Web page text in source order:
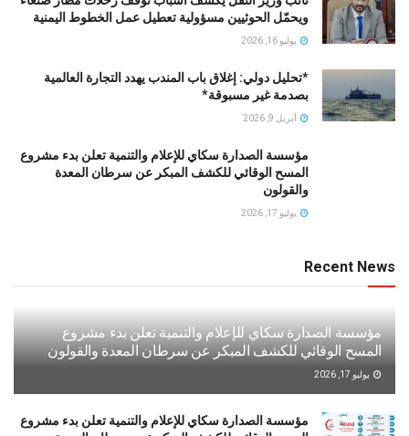
ويحمّل الحوثيين مسؤولية تعطيل عمل الخطوط اليمنية
يوليو 16, 2026
*تحليل دولي: إغلاق باب المندب يهدد التجارة العالمية
بصدمة غير مسبوقة*
أبريل 9, 2026
مؤسسة الصدارة سكاي للإعلام والتنمية تعلن بدء مشروع
المسح الوقائي للكشف المبكر عن سرطان المعدة
والقولون
يوليو 17, 2026
Recent News
مؤسسة الصدارة سكاي للإعلام والتنمية تعلن بدء مشروع
المسح الوقائي للكشف المبكر عن سرطان المعدة والقولون
يوليو 17, 2026
مؤسسة الصدارة سكاي للإعلام والتنمية تعلن بدء مشروع